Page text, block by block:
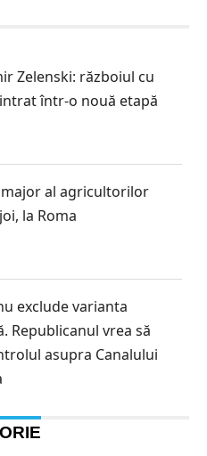
Zelenski: războiul cu
într-o nouă etapă
al agricultorilor
la Roma
exclude varianta
Republicanul vrea să
asupra Canalului